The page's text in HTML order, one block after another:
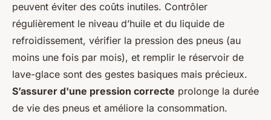
peuvent éviter des coûts inutiles. Contrôler
régulièrement le niveau d’huile et du liquide de
refroidissement, vérifier la pression des pneus (au
moins une fois par mois), et remplir le réservoir de
lave-glace sont des gestes basiques mais précieux.
S’assurer d'une pression correcte prolonge la durée
de vie des pneus et améliore la consommation.